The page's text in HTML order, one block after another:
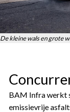
De kleine wals en grote
BAM Infra werkt
emissievrije